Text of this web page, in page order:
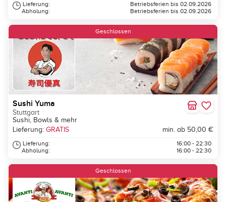
Lieferung:
Abholung:
Betriebsferien bis 02.09.2026
Betriebsferien bis 02.09.2026
Geschlossen
Sushi Yuma
Stuttgart
Sushi, Bowls & mehr
Lieferung: GRATIS min. ab 50,00 €
Lieferung:
Abholung:
16:00 - 22:30
16:00 - 22:30
Geschlossen